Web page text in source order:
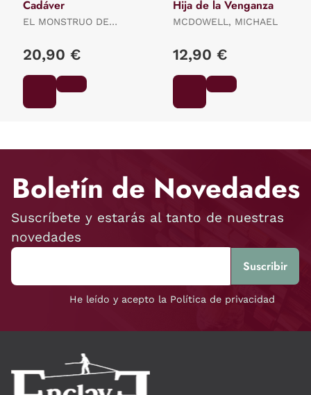
Cadáver
EL MONSTRUO DE
BARRIENTOS,
MAXIMILIANO /
ANCIRA, LOLA / RIVERO,
LUIS CARLOS / REYES,
20,90 €
Hija de la Venganza
MCDOWELL, MICHAEL
12,90 €
Boletín de Novedades
Suscríbete y estarás al tanto de nuestras
novedades
He leído y acepto la Política de privacidad